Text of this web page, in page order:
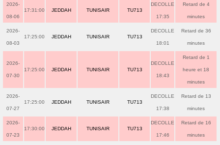
2026-
08-06
17:31:00 JEDDAH TUNISAIR TU713
DECOLLE
17:35
Retard de 4
minutes
2026-
08-03
17:25:00 JEDDAH TUNISAIR TU713
DECOLLE
18:01
Retard de 36
minutes
2026-
07-30
17:25:00 JEDDAH TUNISAIR TU713
DECOLLE
18:43
Retard de 1
heure et 18
minutes
2026-
07-27
17:25:00 JEDDAH TUNISAIR TU713
DECOLLE
17:38
Retard de 13
minutes
2026-
07-23
17:30:00 JEDDAH TUNISAIR TU713
DECOLLE
17:46
Retard de 16
minutes